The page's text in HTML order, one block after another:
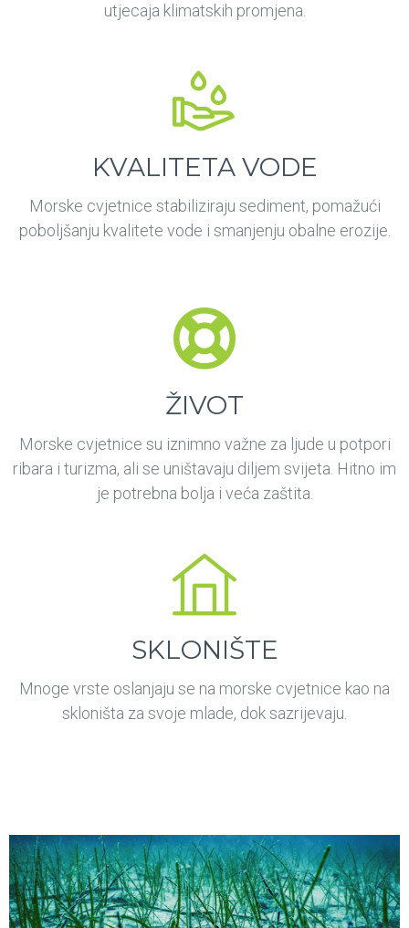
utjecaja klimatskih promjena.
KVALITETA VODE
Morske cvjetnice stabiliziraju sediment, pomažući
poboljšanju kvalitete vode i smanjenju obalne erozije.
ŽIVOT
Morske cvjetnice su iznimno važne za ljude u potpori
ribara i turizma, ali se uništavaju diljem svijeta. Hitno im
je potrebna bolja i veća zaštita.
SKLONIŠTE
Mnoge vrste oslanjaju se na morske cvjetnice kao na
skloništa za svoje mlade, dok sazrijevaju.